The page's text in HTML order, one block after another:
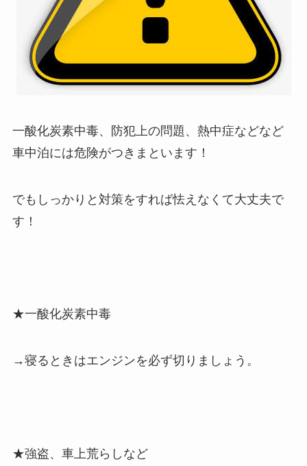
一酸化炭素中毒、防犯上の問題、熱中症などなど
車中泊には危険がつきまといます！
でもしっかりと対策をすれば怯えなくて大丈夫で
す！
★一酸化炭素中毒
→寝るときはエンジンを必ず切りましょう。
★強盗、車上荒らしなど